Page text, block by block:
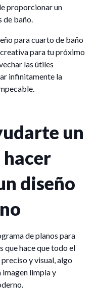
proporcionar un
de baño.
para cuarto de baño
para tu próximo
las útiles
infinitamente la
un
diseño
de planos para
que hace que todo el
y visual, algo
limpia y